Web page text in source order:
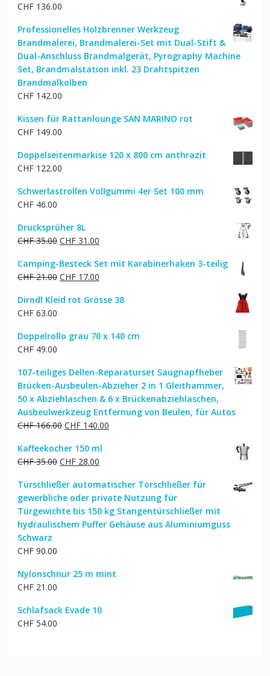
CHF136.00
Professionelles Holzbrenner Werkzeug
Brandmalerei, Brandmalerei-Set mit Dual-Stift &
Dual-Anschluss Brandmalgerät, Pyrography Machine
Set, Brandmalstation inkl. 23 Drahtspitzen
Brandmalkolben
CHF142.00
Kissen für Rattanlounge SAN MARINO rot
CHF149.00
Doppelseitenmarkise 120 x 800 cm anthrazit
CHF122.00
Schwerlastrollen Vollgummi 4er Set 100 mm
CHF46.00
Drucksprüher 8L
CHF35.00 Ursprünglicher
war:
CHF 35.00
CHF31.00Aktueller
ist:
CHF 31.00.
Camping-Besteck Set mit Karabinerhaken 3-teilig
CHF21.00 Ursprünglicher
war:
CHF17.00Aktueller
ist:
Dirndl Kleid rot Grösse 38
CHF63.00
Doppelrollo grau 70 x 140 cm
CHF49.00
107-teiliges Dellen-Reparaturset Saugnapfheber
Brücken-Ausbeulen-Abzieher 2 in 1 Gleithammer,
50 x Abziehlaschen & 6 x Brückenabziehlaschen,
Ausbeulwerkzeug Entfernung von Beulen, für Autos
CHF166.00 Ursprünglicher
war:
CHF 166.00
CHF140.00Aktueller
Kaffeekocher 150 ml
CHF35.00 Ursprünglicher
war:
CHF 35.00
CHF28.00Aktueller
ist:
CHF 28.00.
Türschließer automatischer Torschließer für
gewerbliche oder private Nutzung für
Türgewichte bis 150 kg Stangentürschließer mit
hydraulischem Puffer Gehäuse aus Aluminiumguss
Schwarz
CHF90.00
Nylonschnur 25 m mint
CHF21.00
Schlafsack Evade 10
CHF54.00